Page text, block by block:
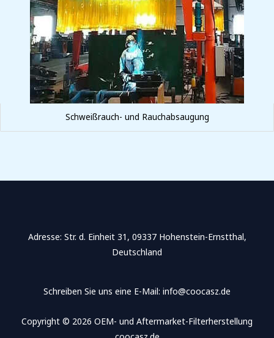
Schweißrauch- und Rauchabsaugung
Adresse​: Str. d. Einheit 31, 09337 Hohenstein-Ernstthal,
Deutschland
Schreiben Sie uns eine E-Mail: info@coocasz.de
Copyright © 2026 OEM- und Aftermarket-Filterherstellung